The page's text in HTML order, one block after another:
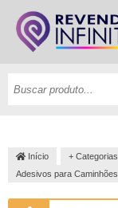
Início + Categorias
Adesivos para Caminhões